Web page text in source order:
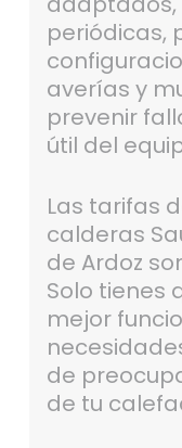
periódicas,
averías y
prevenir
útil del
Las tarifas
calderas
de Ardoz
Solo tienes
mejor
de
de tu